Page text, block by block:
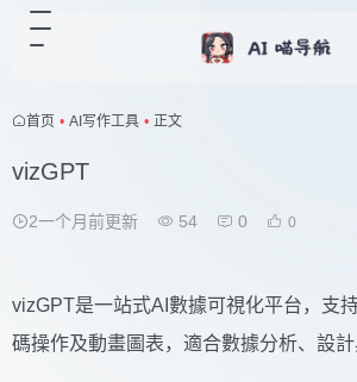
首页 • AI写作工具 • 正文
vizGPT
2一个月前更新 54 0 0
vizGPT是一站式AI數據可視化平台，支
碼操作及動畫圖表，適合數據分析、設計